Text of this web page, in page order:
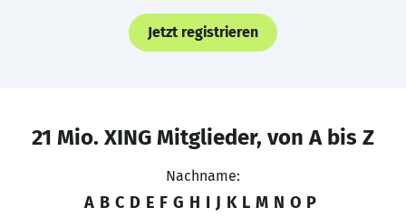
Jetzt registrieren
21 Mio. XING Mitglieder, von A bis Z
Nachname:
A B C D E F G H I J K L M N O P